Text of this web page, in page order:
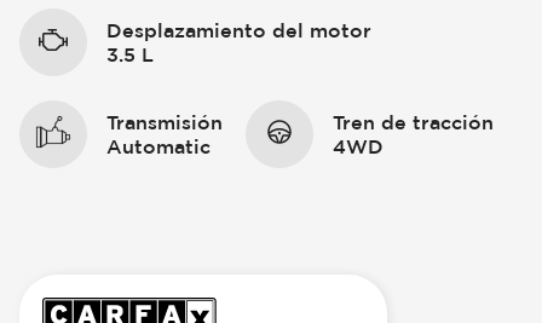
Desplazamiento del motor
3.5 L
Transmisión
Automatic
Tren de tracción
4WD